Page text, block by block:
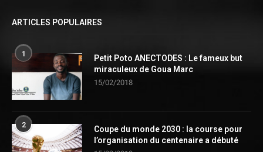
ARTICLES POPULAIRES
1
Petit Poto ANECTODES : Le fameux but
miraculeux de Goua Marc
15/02/2018
2
Coupe du monde 2030 : la course pour
l’organisation du centenaire a débuté